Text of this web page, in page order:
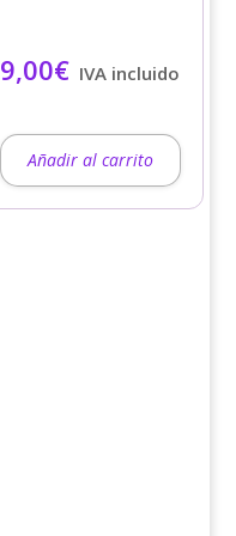
9,00€ IVA incluido
Añadir al carrito